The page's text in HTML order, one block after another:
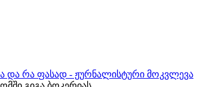
და რა ფასად - ჟურნალისტური მოკვლევა